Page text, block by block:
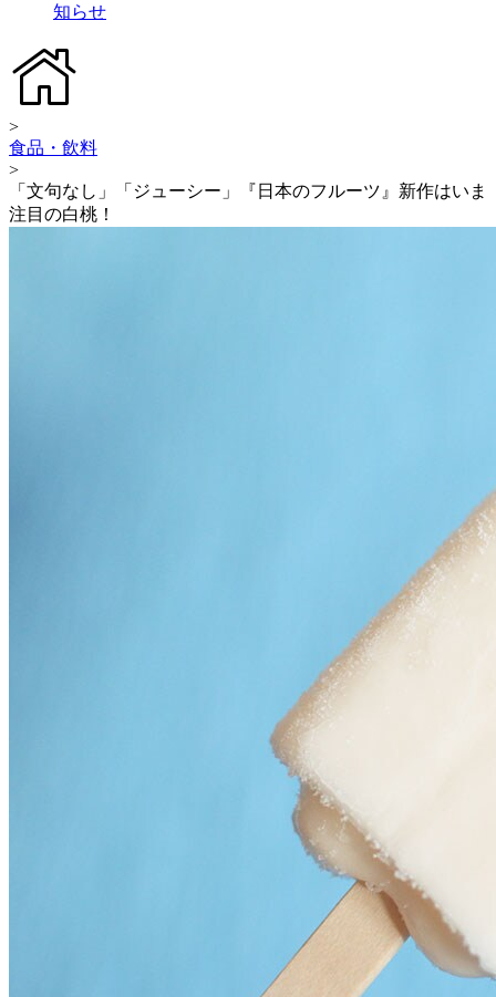
知らせ
>
食品・飲料
>
「文句なし」「ジューシー」『日本のフルーツ』新作はいま
注目の白桃！